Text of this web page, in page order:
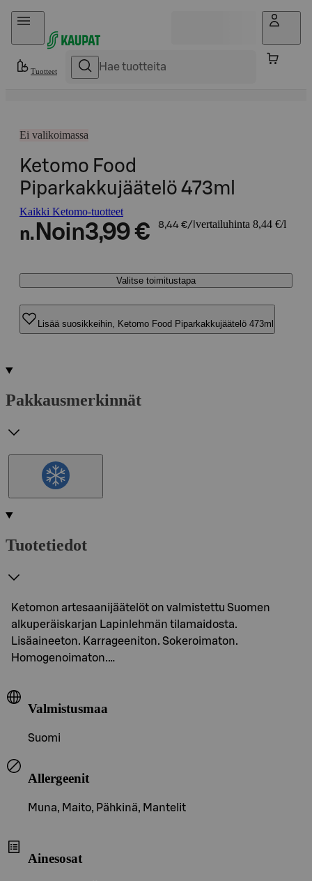
Hyppää sisältöön
Tuotteet
Ei valikoimassa
Ketomo Food
Piparkakkujäätelö 473ml
Kaikki Ketomo-tuotteet
n. Noin3,99 € 8,44 €/l vertailuhinta 8,44 €/l
Valitse toimitustapa
Lisää suosikkeihin, Ketomo Food Piparkakkujäätelö 473ml
Pakkausmerkinnät
Tuotetiedot
Ketomon artesaanijäätelöt on valmistettu Suomen
alkuperäiskarjan Lapinlehmän tilamaidosta.
Lisäaineeton. Karrageeniton. Sokeroimaton.
Homogenoimaton.…
Valmistusmaa
Suomi
Allergeenit
Muna, Maito, Pähkinä, Mantelit
Ainesosat